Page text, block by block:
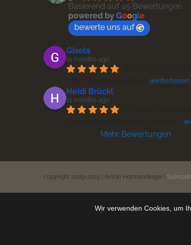
Basierend auf 45 Bewertungen
powered by Google
bewerte uns auf
Gisela
11 months ago
weiterlesen
Heidi Brückl
11 months ago
Mehr Bewertungen
copyright 2009-2025 | Anton Hörmandinger |
Wir verwenden Cookies, um